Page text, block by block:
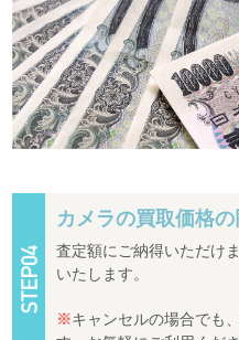
カメラの買取価格
査定額にご納得いただけ
いたします。
※キャンセルの場合でも